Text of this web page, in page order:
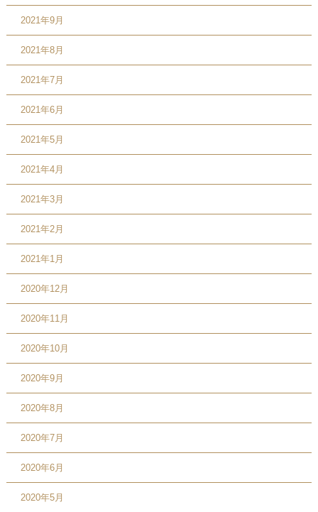
2021年9月
2021年8月
2021年7月
2021年6月
2021年5月
2021年4月
2021年3月
2021年2月
2021年1月
2020年12月
2020年11月
2020年10月
2020年9月
2020年8月
2020年7月
2020年6月
2020年5月